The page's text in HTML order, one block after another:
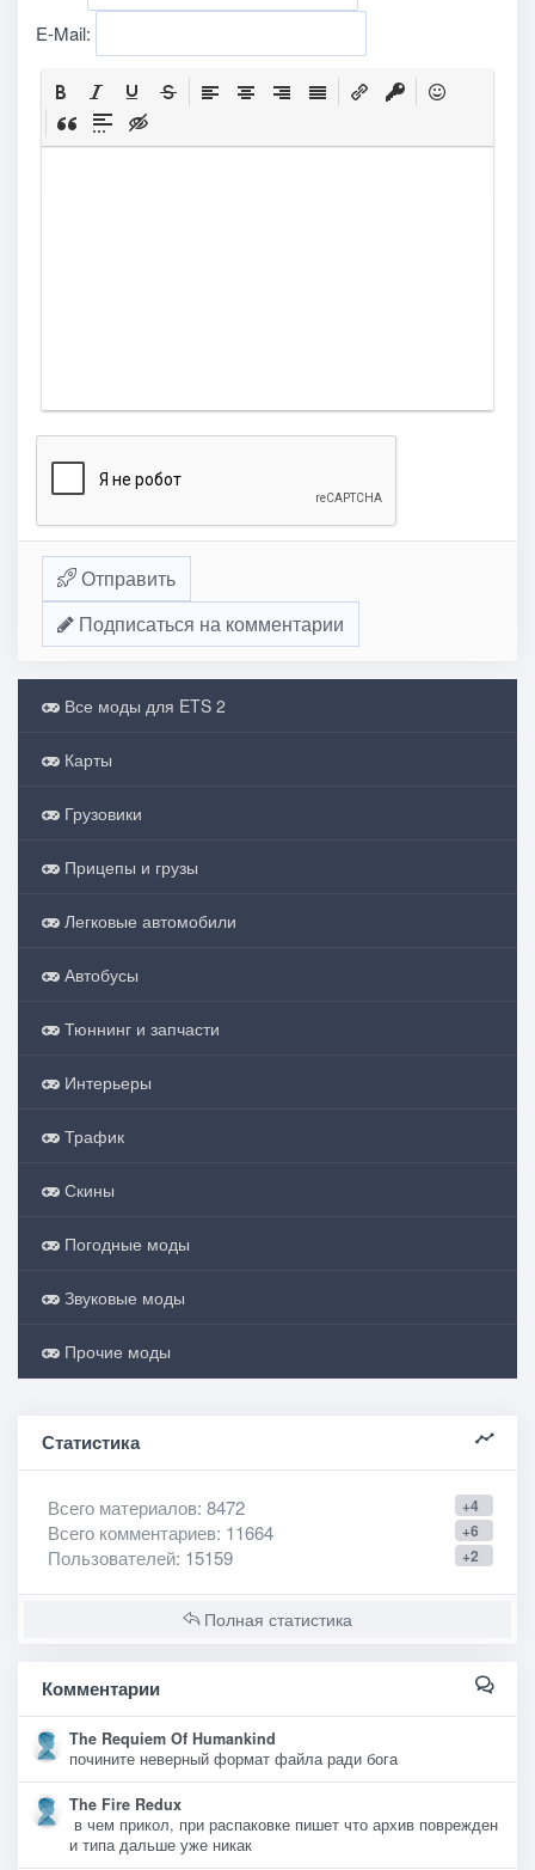
E-Mail:
Отправить
Подписаться на комментарии
Все моды для ETS 2
Карты
Грузовики
Прицепы и грузы
Легковые автомобили
Автобусы
Тюннинг и запчасти
Интерьеры
Трафик
Скины
Погодные моды
Звуковые моды
Прочие моды
Статистика
+4
Всего материалов: 8472
+6
Всего комментариев: 11664
+2
Пользователей: 15159
Полная статистика
Комментарии
The Requiem Of Humankind
почините неверный формат файла ради бога
The Fire Redux
в чем прикол, при распаковке пишет что архив поврежден
и типа дальше уже никак